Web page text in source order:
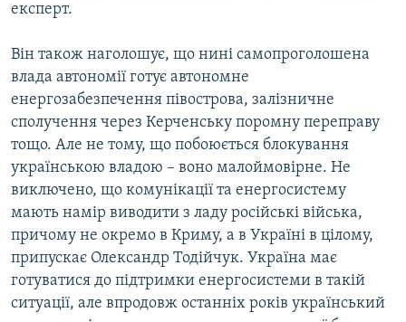
експерт.
Він також наголошує, що нині самопроголошена
влада автономії готує автономне
енергозабезпечення півострова, залізничне
сполучення через Керченську поромну переправу
тощо. Але не тому, що побоюється блокування
українською владою – воно малоймовірне. Не
виключено, що комунікації та енергосистему
мають намір виводити з ладу російські війська,
причому не окремо в Криму, а в Україні в цілому,
припускає Олександр Тодійчук. Україна має
готуватися до підтримки енергосистеми в такій
ситуації, але впродовж останніх років український